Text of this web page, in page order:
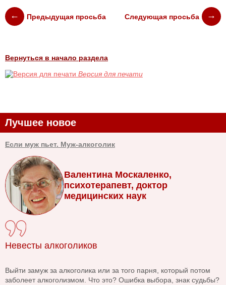
Предыдущая просьба Следующая просьба
Вернуться в начало раздела
Версия для печати
Лучшее новое
Если муж пьет. Муж-алкоголик
Валентина Москаленко,
психотерапевт, доктор
медицинских наук
Невесты алкоголиков
Выйти замуж за алкоголика или за того парня, который потом
заболеет алкоголизмом. Что это? Ошибка выбора, знак судьбы?